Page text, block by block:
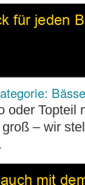
Bässe
oder Topteil
– wir